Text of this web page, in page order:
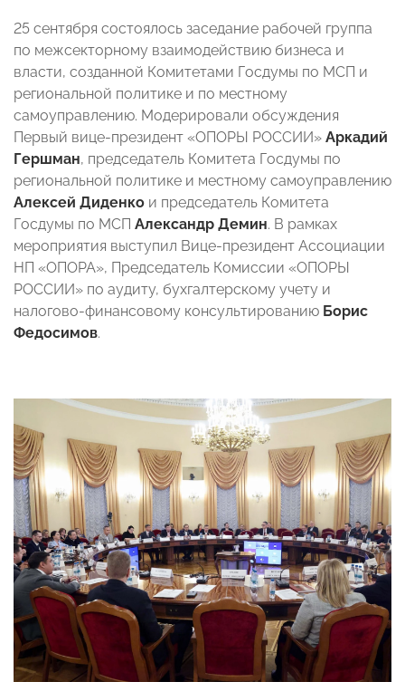
25 сентября состоялось заседание рабочей группа
по межсекторному взаимодействию бизнеса и
власти, созданной Комитетами Госдумы по МСП и
региональной политике и по местному
самоуправлению. Модерировали обсуждения
Первый вице-президент «ОПОРЫ РОССИИ» Аркадий
Гершман, председатель Комитета Госдумы по
региональной политике и местному самоуправлению
Алексей Диденко и председатель Комитета
Госдумы по МСП Александр Демин. В рамках
мероприятия выступил Вице-президент Ассоциации
НП «ОПОРА», Председатель Комиссии «ОПОРЫ
РОССИИ» по аудиту, бухгалтерскому учету и
налогово-финансовому консультированию Борис
Федосимов.